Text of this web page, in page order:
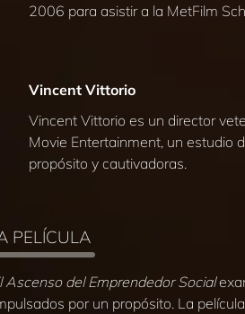
2006 para asistir a la MetFilm
Vincent Vittorio
Vincent Vittorio es un director
Movie Entertainment, un estudio
propósito y cautivadoras.
PELÍCULA
Ascenso del Emprendedor Social
por un propósito. La